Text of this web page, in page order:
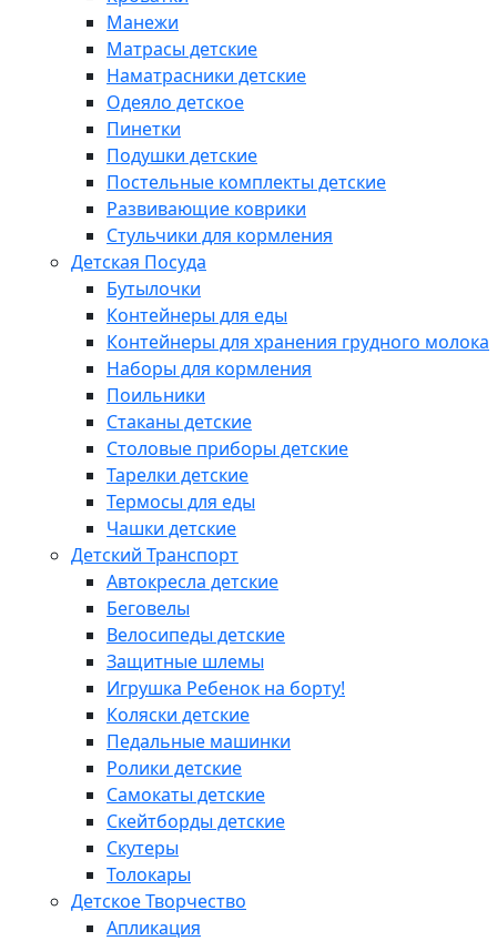
Манежи
Матрасы детские
Наматрасники детские
Одеяло детское
Пинетки
Подушки детские
Постельные комплекты детские
Развивающие коврики
Стульчики для кормления
Детская Посуда
Бутылочки
Контейнеры для еды
Контейнеры для хранения грудного молока
Наборы для кормления
Поильники
Стаканы детские
Столовые приборы детские
Тарелки детские
Термосы для еды
Чашки детские
Детский Транспорт
Автокресла детские
Беговелы
Велосипеды детские
Защитные шлемы
Игрушка Ребенок на борту!
Коляски детские
Педальные машинки
Ролики детские
Самокаты детские
Скейтборды детские
Скутеры
Толокары
Детское Творчество
Апликация